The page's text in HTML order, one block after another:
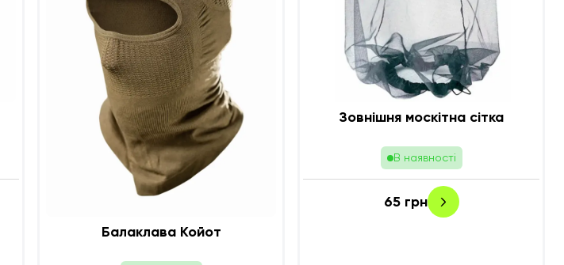
Балаклава Койот
Зовнішня москітна сітка
В наявності
65грн